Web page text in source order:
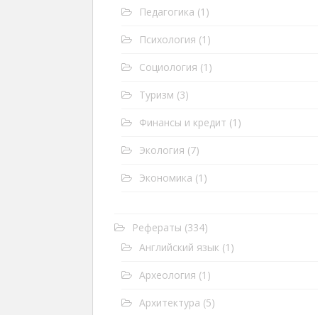
Педагогика (1)
Психология (1)
Социология (1)
Туризм (3)
Финансы и кредит (1)
Экология (7)
Экономика (1)
Рефераты (334)
Английский язык (1)
Археология (1)
Архитектура (5)